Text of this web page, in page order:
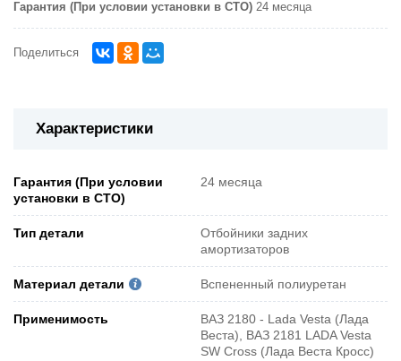
Гарантия (При условии установки в СТО) 24 месяца
Поделиться
Характеристики
Гарантия (При условии
установки в СТО)
24 месяца
Тип детали
Отбойники задних
амортизаторов
Материал детали Вспененный полиуретан
Применимость
ВАЗ 2180 - Lada Vesta (Лада
Веста), ВАЗ 2181 LADA Vesta
SW Cross (Лада Веста Кросс)